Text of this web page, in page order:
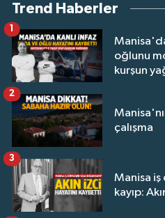
Trend Haberler
oğlunu
kurşun
1
çalışma
2
Manisa iş
kayıp:
3